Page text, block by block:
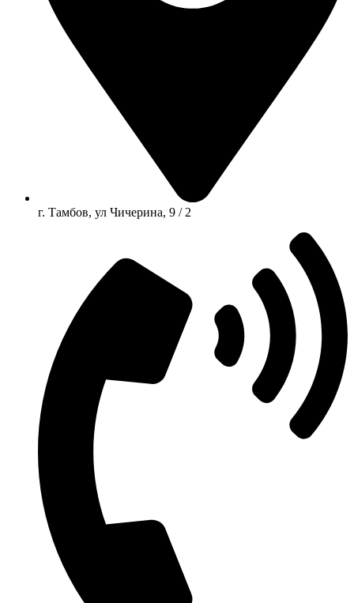
г. Тамбов, ул Чичерина, 9 / 2